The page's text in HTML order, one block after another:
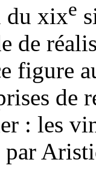
du xixe
de
figure
de
: les